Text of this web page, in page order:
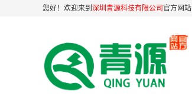
您好！欢迎来到 深圳青源科技有限公司 官方网站